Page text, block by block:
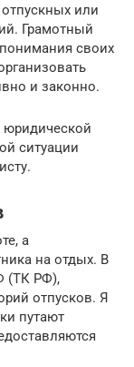
или
Грамотный
понимания своих
и законно.
ситуации
а
на отдых. В
(ТК РФ),
отпусков. Я
путают